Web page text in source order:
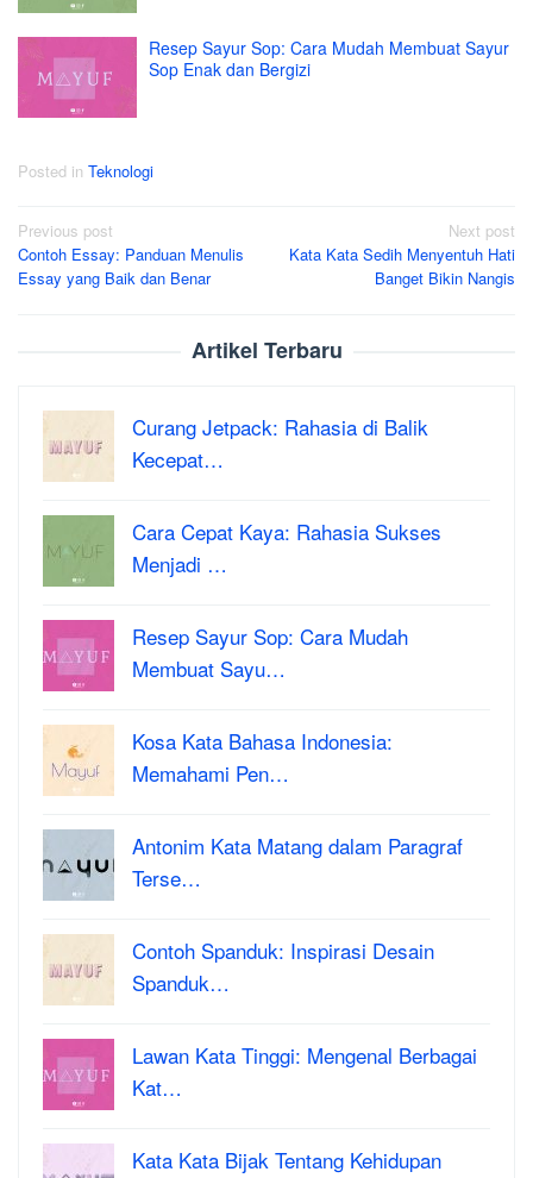
Resep Sayur Sop: Cara Mudah Membuat Sayur
Sop Enak dan Bergizi
Posted in Teknologi
Post
navigation
Previous post
Contoh Essay: Panduan Menulis
Essay yang Baik dan Benar
Next post
Kata Kata Sedih Menyentuh Hati
Banget Bikin Nangis
Artikel Terbaru
Curang Jetpack: Rahasia di Balik
Kecepat…
Cara Cepat Kaya: Rahasia Sukses
Menjadi …
Resep Sayur Sop: Cara Mudah
Membuat Sayu…
Kosa Kata Bahasa Indonesia:
Memahami Pen…
Antonim Kata Matang dalam Paragraf
Terse…
Contoh Spanduk: Inspirasi Desain
Spanduk…
Lawan Kata Tinggi: Mengenal Berbagai
Kat…
Kata Kata Bijak Tentang Kehidupan